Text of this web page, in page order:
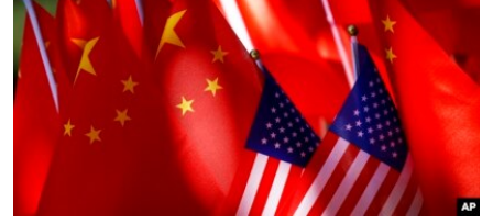
និង​
ចូល​
ទៅ​
ទំព័រ​
ទូរទស្សន៍ / វីដេអូ​
វិទ្យុ / ផតខាសថ៍
កម្មវិធីទាំងអស់
បណ្តាញ​សង្គម